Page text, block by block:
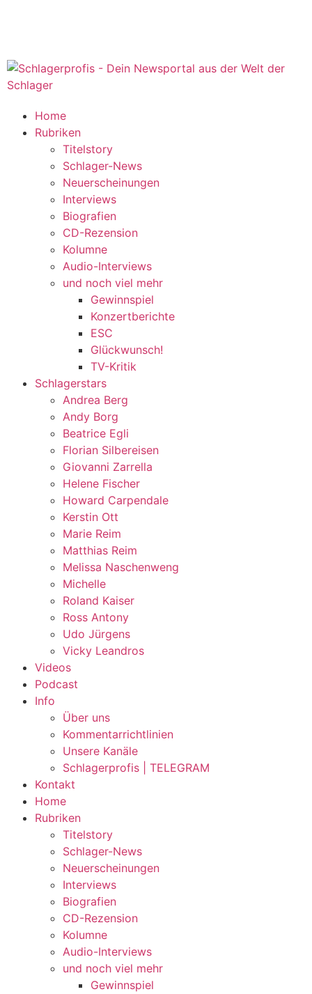
Home
Rubriken
Titelstory
Schlager-News
Neuerscheinungen
Interviews
Biografien
CD-Rezension
Kolumne
Audio-Interviews
und noch viel mehr
Gewinnspiel
Konzertberichte
ESC
Glückwunsch!
TV-Kritik
Schlagerstars
Andrea Berg
Andy Borg
Beatrice Egli
Florian Silbereisen
Giovanni Zarrella
Helene Fischer
Howard Carpendale
Kerstin Ott
Marie Reim
Matthias Reim
Melissa Naschenweng
Michelle
Roland Kaiser
Ross Antony
Udo Jürgens
Vicky Leandros
Videos
Podcast
Info
Über uns
Kommentarrichtlinien
Unsere Kanäle
Schlagerprofis | TELEGRAM
Kontakt
Home
Rubriken
Titelstory
Schlager-News
Neuerscheinungen
Interviews
Biografien
CD-Rezension
Kolumne
Audio-Interviews
und noch viel mehr
Gewinnspiel